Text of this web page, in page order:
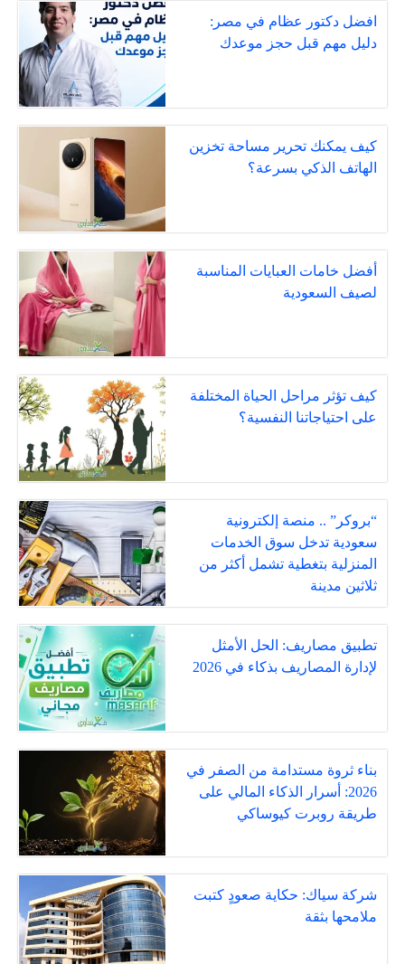
افضل دكتور عظام في مصر:
دليل مهم قبل حجز موعدك
كيف يمكنك تحرير مساحة تخزين
الهاتف الذكي بسرعة؟
أفضل خامات العبايات المناسبة
لصيف السعودية
كيف تؤثر مراحل الحياة المختلفة
على احتياجاتنا النفسية؟
“بروكر” .. منصة إلكترونية
سعودية تدخل سوق الخدمات
المنزلية بتغطية تشمل أكثر من
ثلاثين مدينة
تطبيق مصاريف: الحل الأمثل
لإدارة المصاريف بذكاء في 2026
بناء ثروة مستدامة من الصفر في
2026: أسرار الذكاء المالي على
طريقة روبرت كيوساكي
شركة سياك: حكاية صعودٍ كتبت
ملامحها بثقة